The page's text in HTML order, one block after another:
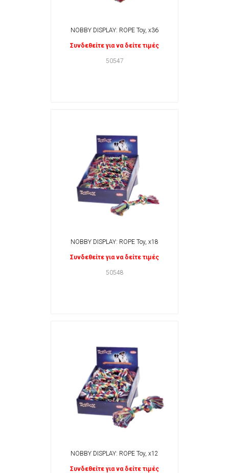
NOBBY DISPLAY: ROPE Toy, x36
Συνδεθείτε για να δείτε τιμές
50547
NOBBY DISPLAY: ROPE Toy, x18
Συνδεθείτε για να δείτε τιμές
50548
NOBBY DISPLAY: ROPE Toy, x12
Συνδεθείτε για να δείτε τιμές